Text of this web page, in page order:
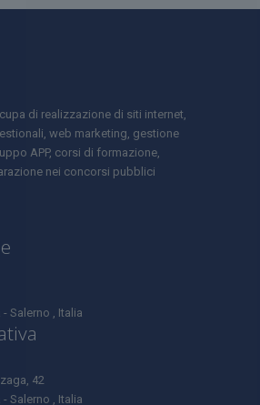
di realizzazione di siti internet,
web marketing, gestione
APP, corsi di formazione,
nei concorsi pubblici
Salerno , Italia
42
Salerno , Italia